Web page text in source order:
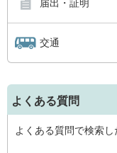
届出・証明
交通
よくある質問
よくある質問で検索し